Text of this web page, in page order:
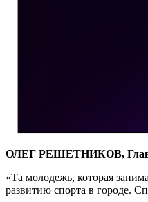
ОЛЕГ РЕШЕТНИКОВ, Глава
«Та молодежь, которая
развитию спорта в городе.